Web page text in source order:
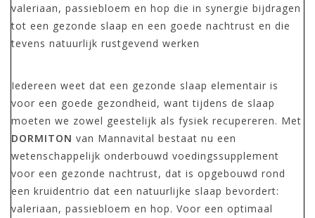
valeriaan, passiebloem en hop die in synergie bijdragen
tot een gezonde slaap en een goede nachtrust en die
tevens natuurlijk rustgevend werken
Iedereen weet dat een gezonde slaap elementair is
voor een goede gezondheid, want tijdens de slaap
moeten we zowel geestelijk als fysiek recupereren. Met
DORMITON van Mannavital bestaat nu een
wetenschappelijk onderbouwd voedingssupplement
voor een gezonde nachtrust, dat is opgebouwd rond
een kruidentrio dat een natuurlijke slaap bevordert:
valeriaan, passiebloem en hop. Voor een optimaal